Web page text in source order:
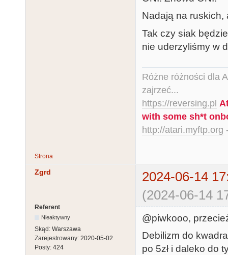
Nadają na ruskich,
Tak czy siak
nie uderzyliśmy w
Różne różności dla
zajrzeć...
https://reversing.pl
with some sh*t
http://atari.myftp.org
Strona
Zgrd
2024-06-14
(2024-06-14
Referent
Nieaktywny
Skąd: Warszawa
Zarejestrowany: 2020-05-02
Posty: 424
@piwkooo,
Debilizm do
po 5zł i daleko do